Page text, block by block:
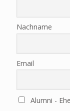
Nachname
Email
Alumni -